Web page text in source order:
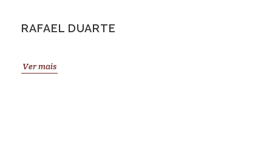
RAFAEL DUARTE
Ver mais